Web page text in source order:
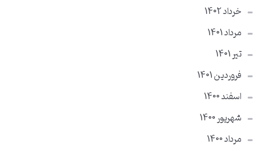
خرداد 1402
مرداد 1401
تير 1401
فروردین 1401
اسفند 1400
شهریور 1400
مرداد 1400